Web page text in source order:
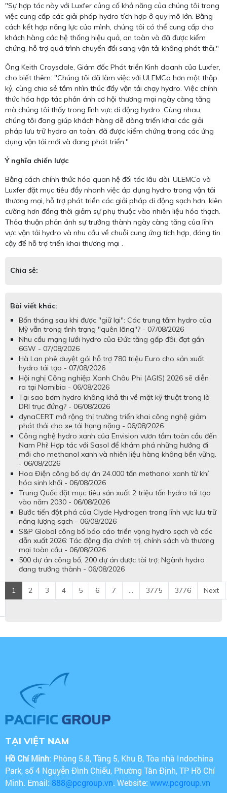
"Sự hợp tác này với Luxfer củng cố khả năng của chúng tôi trong
việc cung cấp các giải pháp hydro tích hợp ở quy mô lớn. Bằng
cách kết hợp năng lực của mình, chúng tôi có thể cung cấp cho
khách hàng các hệ thống hiệu quả, an toàn và đã được kiểm
chứng, hỗ trợ quá trình chuyển đổi sang vận tải không phát thải."
Ông Keith Croysdale, Giám đốc Phát triển Kinh doanh của Luxfer,
cho biết thêm: "Chúng tôi đã làm việc với ULEMCo hơn một thập
kỷ, cùng chia sẻ tầm nhìn thúc đẩy vận tải chạy hydro. Việc chính
thức hóa hợp tác phản ánh cơ hội thương mại ngày càng tăng
mà chúng tôi thấy trong lĩnh vực di động hydro. Cùng nhau,
chúng tôi đang giúp khách hàng dễ dàng triển khai các giải
pháp lưu trữ hydro an toàn, đã được kiểm chứng trong các ứng
dụng vận tải mới và đang phát triển."
Ý nghĩa chiến lược
Bằng cách chính thức hóa quan hệ đối tác lâu dài, ULEMCo và
Luxfer đặt mục tiêu đẩy nhanh việc áp dụng hydro trong vận tải
thương mại, hỗ trợ phát triển các giải pháp di động sạch hơn, kiên
cường hơn đồng thời giảm sự phụ thuộc vào nhiên liệu hóa thạch.
Thỏa thuận phản ánh sự trưởng thành ngày càng tăng của lĩnh
vực vận tải hydro và nhu cầu về chuỗi cung ứng tích hợp, đáng tin
cậy để hỗ trợ triển khai thương mại .
Chia sẻ:
Bài viết khác:
Bốn tháng sau khi được "giữ lại": Các trung tâm hydro của
Mỹ vẫn trong tình trạng "quên lãng"? - 07/08/2026
Nhu cầu mạng lưới hydro của Đức tăng gấp đôi, đạt gần
6GW - 07/08/2026
Hà Lan phê duyệt gói hỗ trợ 780 triệu Euro cho sản xuất
hydro tái tạo - 07/08/2026
Hội nghị Công nghiệp Xanh Châu Phi (AGIS) 2026 sẽ diễn
ra tại Namibia - 06/08/2026
Tại sao bơm hydro không khả thi về mặt kỹ thuật trong lò
DRI trục đứng? - 06/08/2026
dynaCERT mở rộng thị trường triển khai công nghệ giảm
phát thải cho xe tải hạng nặng - 06/08/2026
Công nghệ hydro xanh của Envision vươn tầm toàn cầu đến
Nam Phi! Hợp tác với Sasol để khám phá những hướng đi
mới cho methanol xanh và nhiên liệu hàng không bền vững.
- 06/08/2026
Hoa Điện công bố dự án 24.000 tấn methanol xanh từ khí
hóa sinh khối - 06/08/2026
Trung Quốc đặt mục tiêu sản xuất 2 triệu tấn hydro tái tạo
vào năm 2030 - 06/08/2026
Bước tiến đột phá của Clyde Hydrogen trong lĩnh vực lưu trữ
năng lượng sạch - 06/08/2026
S&P Global công bố báo cáo triển vọng hydro sạch và các
dẫn xuất 2026: Tác động địa chính trị, chính sách và thương
mại toàn cầu - 06/08/2026
500 dự án công bố, 200 dự án được tài trợ: Ngành hydro
đang trưởng thành - 06/08/2026
1 2 3 4 5 6 7 ... 3775 3776 Next
TẠI VIỆT NAM
Hồ Chí Minh: Phòng 5.8, Tầng 5, Khu B, Tòa nhà Indochina
Park, số 4 Nguyễn Đình Chiểu, Phường Tân Định, TP Hồ Chí
Minh. Email: 888@pcgroup.vn. Website: www.pcgroup.vn